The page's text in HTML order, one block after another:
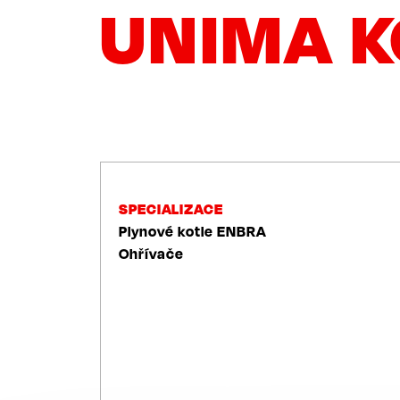
NAVIGACE
UNIMA
SPECIALIZACE
Plynové kotle ENBRA
Ohřívače